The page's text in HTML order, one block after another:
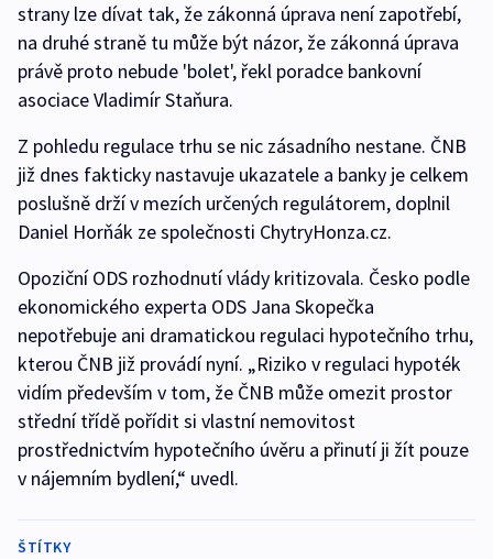
strany lze dívat tak, že zákonná úprava není zapotřebí,
na druhé straně tu může být názor, že zákonná úprava
právě proto nebude 'bolet', řekl poradce bankovní
asociace Vladimír Staňura.
Z pohledu regulace trhu se nic zásadního nestane. ČNB
již dnes fakticky nastavuje ukazatele a banky je celkem
poslušně drží v mezích určených regulátorem, doplnil
Daniel Horňák ze společnosti ChytryHonza.cz.
Opoziční ODS rozhodnutí vlády kritizovala. Česko podle
ekonomického experta ODS Jana Skopečka
nepotřebuje ani dramatickou regulaci hypotečního trhu,
kterou ČNB již provádí nyní. „Riziko v regulaci hypoték
vidím především v tom, že ČNB může omezit prostor
střední třídě pořídit si vlastní nemovitost
prostřednictvím hypotečního úvěru a přinutí ji žít pouze
v nájemním bydlení,“ uvedl.
ŠTÍTKY